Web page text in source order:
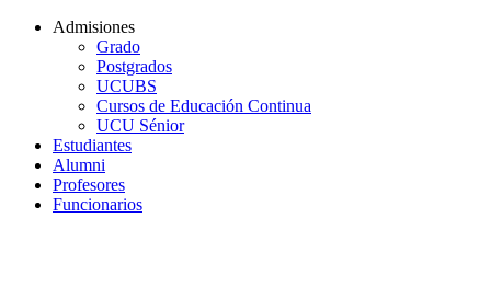
Admisiones
Grado
Postgrados
UCUBS
Cursos de Educación Continua
UCU Sénior
Estudiantes
Alumni
Profesores
Funcionarios